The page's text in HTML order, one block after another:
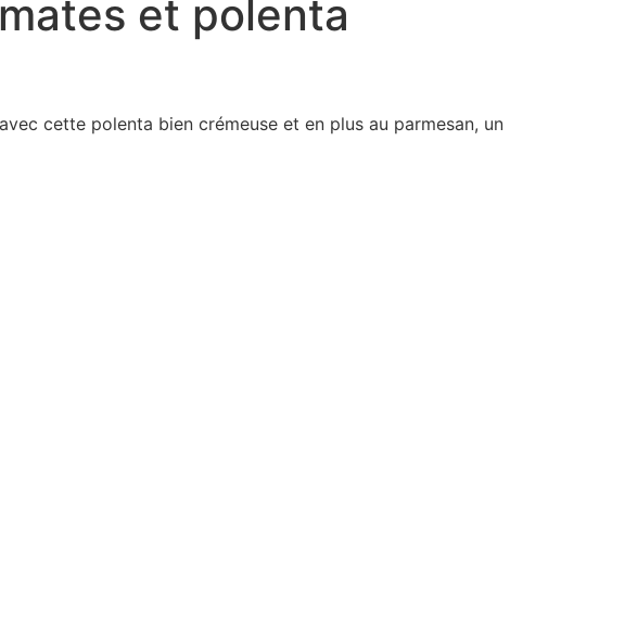
et polenta
cette polenta bien crémeuse et en plus au parmesan, un